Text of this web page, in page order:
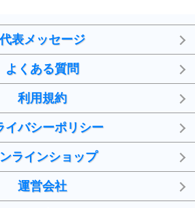
代表メッセージ
よくある質問
利用規約
イバシーポリシー
ラインショップ
運営会社